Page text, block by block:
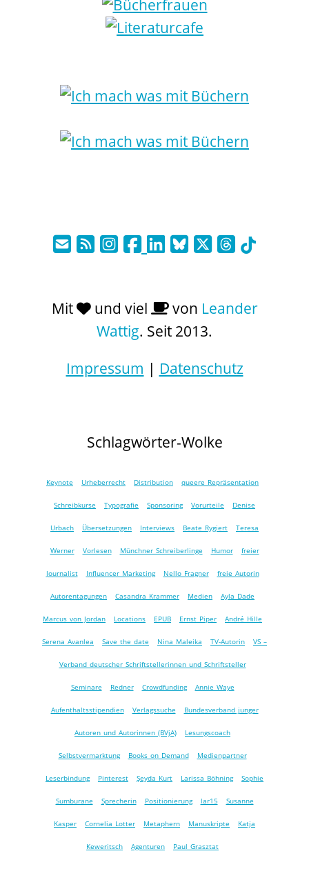
Mit und viel von Leander
Wattig. Seit 2013.
Impressum | Datenschutz
Schlagwörter-Wolke
Keynote Urheberrecht Distribution queere Repräsentation
Schreibkurse Typografie Sponsoring Vorurteile Denise
Urbach Übersetzungen Interviews Beate Rygiert Teresa
Werner Vorlesen Münchner Schreiberlinge Humor freier
Journalist Influencer Marketing Nello Fragner freie Autorin
Autorentagungen Casandra Krammer Medien Ayla Dade
Marcus von Jordan Locations EPUB Ernst Piper André Hille
Serena Avanlea Save the date Nina Maleika TV-Autorin VS –
Verband deutscher Schriftstellerinnen und Schriftsteller
Seminare Redner Crowdfunding Annie Waye
Aufenthaltsstipendien Verlagssuche Bundesverband junger
Autoren und Autorinnen (BVjA) Lesungscoach
Selbstvermarktung Books on Demand Medienpartner
Leserbindung Pinterest Şeyda Kurt Larissa Böhning Sophie
Sumburane Sprecherin Positionierung lar15 Susanne
Kasper Cornelia Lotter Metaphern Manuskripte Katja
Keweritsch Agenturen Paul Grasztat